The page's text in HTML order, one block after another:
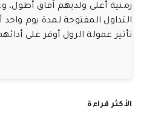
زمنية أعلى ولديهم آفاق أطول،
التداول المفتوحة لمدة يوم واحد
تأثير عمولة الرول أوفر على
الأكثر قراءة